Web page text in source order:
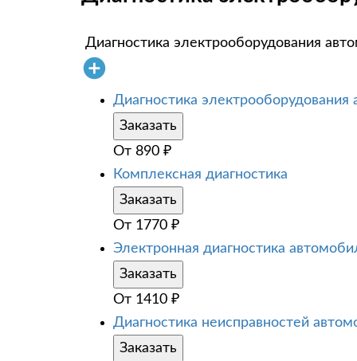
Диагностика электрооборудования
Диагностика электрооборудования
Заказать
От 890 ₽
Комплексная диагностика
Заказать
От 1770 ₽
Электронная диагностика
Заказать
От 1410 ₽
Диагностика неисправностей
Заказать